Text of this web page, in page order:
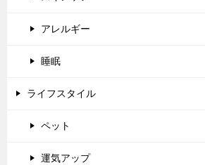
アレルギー
睡眠
ライフスタイル
ペット
運気アップ